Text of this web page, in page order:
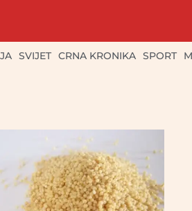
SVIJET CRNA KRONIKA SPORT